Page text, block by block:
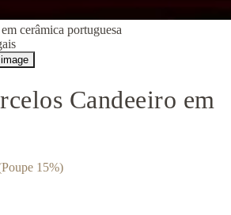
Candeeiro em
15%)